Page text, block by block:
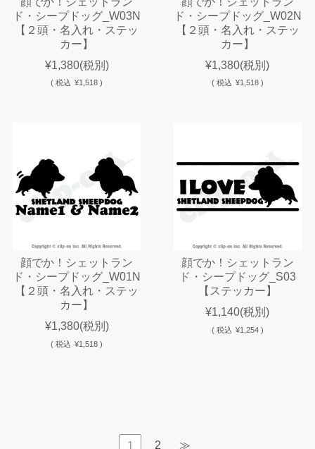
ド・シープドッグ_W03N
【２頭・名入れ・ステッ
カー】
¥1,380(税別)
(税込 ¥1,518 )
ド・シープドッグ_W02N
【２頭・名入れ・ステッ
カー】
¥1,380(税別)
( 税込 ¥1,518 )
顔でか！シェットラン
ド・シープドッグ_W01N
【２頭・名入れ・ステッ
カー】
¥1,380(税別)
(税込 ¥1,518 )
顔でか！シェットラン
ド・シープドッグ_S03
【ステッカー】
¥1,140(税別)
( 税込 ¥1,254 )
1 2 ≫